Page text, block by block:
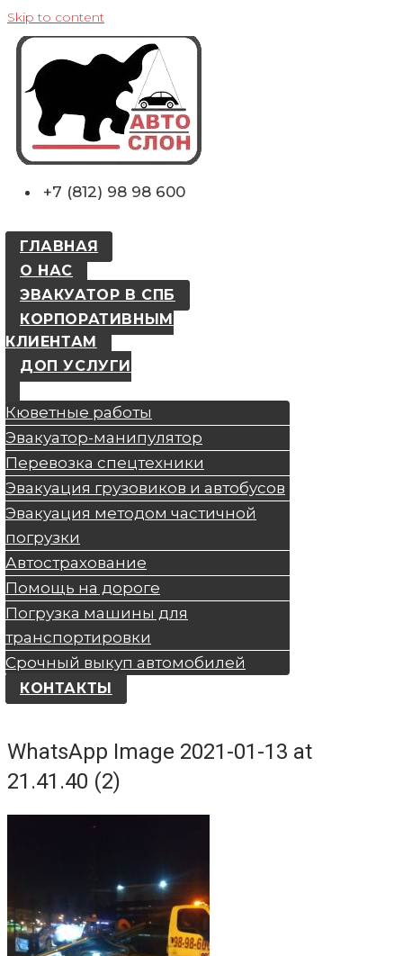
Skip to content
+7 (812) 98 98 600
ГЛАВНАЯ
О НАС
ЭВАКУАТОР В СПБ
КОРПОРАТИВНЫМ
КЛИЕНТАМ
ДОП УСЛУГИ
Кюветные работы
Эвакуатор-манипулятор
Перевозка спецтехники
Эвакуация грузовиков и автобусов
Эвакуация методом частичной
погрузки
Автострахование
Помощь на дороге
Погрузка машины для
транспортировки
Срочный выкуп автомобилей
КОНТАКТЫ
WhatsApp Image 2021-01-13 at
21.41.40 (2)